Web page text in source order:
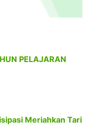
PELAJARAN
Meriahkan Tari